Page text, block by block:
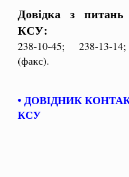
Довідка з питань
КСУ:
238-10-45; 238-13-
(факс).
• ДОВІДНИК
КСУ